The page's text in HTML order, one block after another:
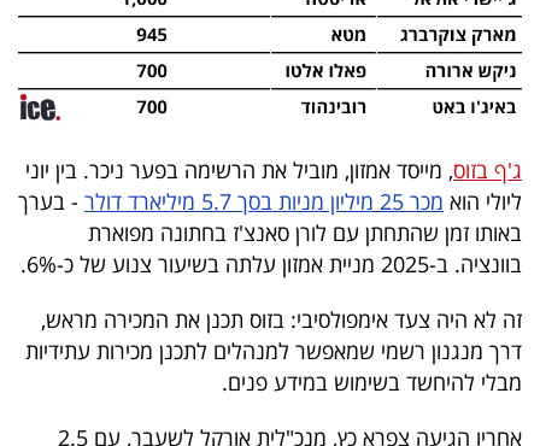
שיתופי
פעולה
דרושים
ניוזלטרים
מייל
אדום
ג'ף בזוס, מייסד אמזון, מוביל את הרשימה בפער ניכר. בין יוני
ליולי הוא מכר 25 מיליון מניות בסך 5.7 מיליארד דולר
- בערך
באותו זמן שהתחתן עם לורן סאנצ'ז בחתונה מפוארת
בוונציה. ב-2025 מניית אמזון עלתה בשיעור צנוע של כ-6%.
זה לא היה צעד אימפולסיבי: בזוס תכנן את המכירה מראש,
דרך מנגנון רשמי שמאפשר למנהלים לתכנן מכירות עתידיות
מבלי להיחשד בשימוש במידע פנים.
אחריו הגיעה צפרא כץ, מנכ"לית אורקל לשעבר, עם 2.5